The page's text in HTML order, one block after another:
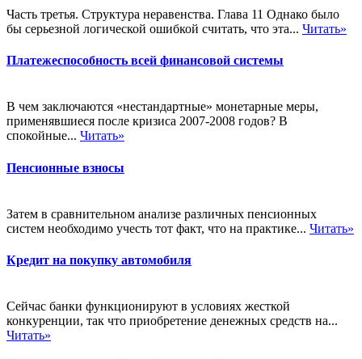
Часть третья. Структура неравенства. Глава 11 Однако было
бы серьезной логической ошибкой считать, что эта... Читать»
Платежеспособность всей финансовой системы
В чем заключаются «нестандартные» монетарные меры,
применявшиеся после кризиса 2007-2008 годов? В
спокойные... Читать»
Пенсионные взносы
Затем в сравнительном анализе различных пенсионных
систем необходимо учесть тот факт, что на практике... Читать»
Кредит на покупку автомобиля
Сейчас банки функционируют в условиях жесткой
конкуренции, так что приобретение денежных средств на...
Читать»